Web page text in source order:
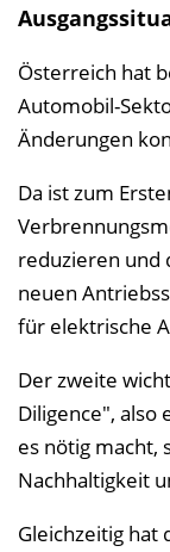
Österreich hat
Automobil-
Änderungen
Da ist zum
reduzieren und
neuen
für elektrische
Der zweite
Diligence", also
es nötig macht,
Nachhaltigkeit
Gleichzeitig hat